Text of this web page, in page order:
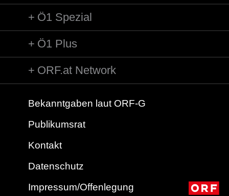
Ö1 Spezial
Ö1 Plus
ORF.at Network
Bekanntgaben laut ORF-G
Publikumsrat
Kontakt
Datenschutz
Impressum/Offenlegung